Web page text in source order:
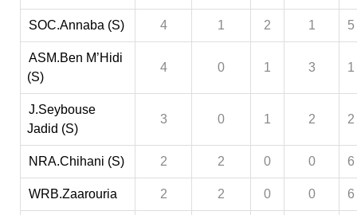
SOC.Annaba (S) 4 1 2 1 5
ASM.Ben M’Hidi
(S)
4 0 1 3 1
J.Seybouse
Jadid (S)
3 0 1 2 2
NRA.Chihani (S) 2 2 0 0 6
WRB.Zaarouria 2 2 0 0 6